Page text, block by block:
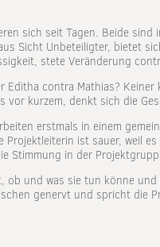
sich seit Tagen. Beide
Sicht Unbeteiligter, bietet
stete Veränderung
Editha contra Mathias?
vor kurzem, denkt sich die
erstmals in einem
Projektleiterin ist sauer, weil
Stimmung in der
ob und was sie tun könne
genervt und spricht die